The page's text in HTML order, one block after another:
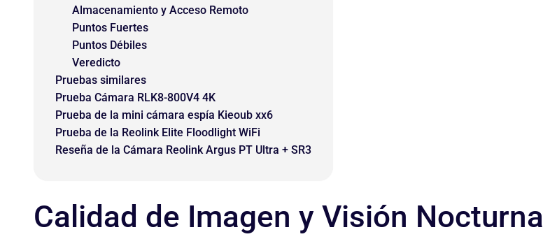
Almacenamiento y Acceso Remoto
Puntos Fuertes
Puntos Débiles
Veredicto
Pruebas similares
Prueba Cámara RLK8-800V4 4K
Prueba de la mini cámara espía Kieoub xx6
Prueba de la Reolink Elite Floodlight WiFi
Reseña de la Cámara Reolink Argus PT Ultra + SR3
Calidad de Imagen y Visión Nocturna